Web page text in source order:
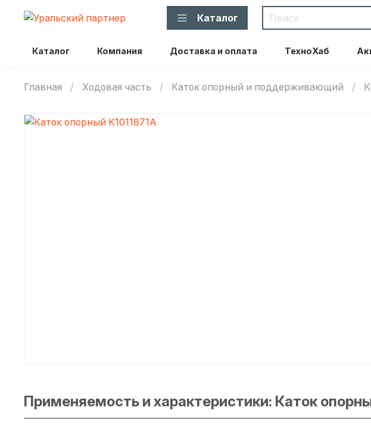
Каталог Компания Доставка и оплата ТехноХаб
Каталог
Главная Ходовая часть Каток опорный и поддерживающий
Применяемость и характеристики: Каток